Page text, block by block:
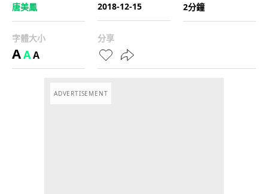
唐美鳳
2018-12-15
2分鐘
字體大小
AAA
分享
ADVERTISEMENT